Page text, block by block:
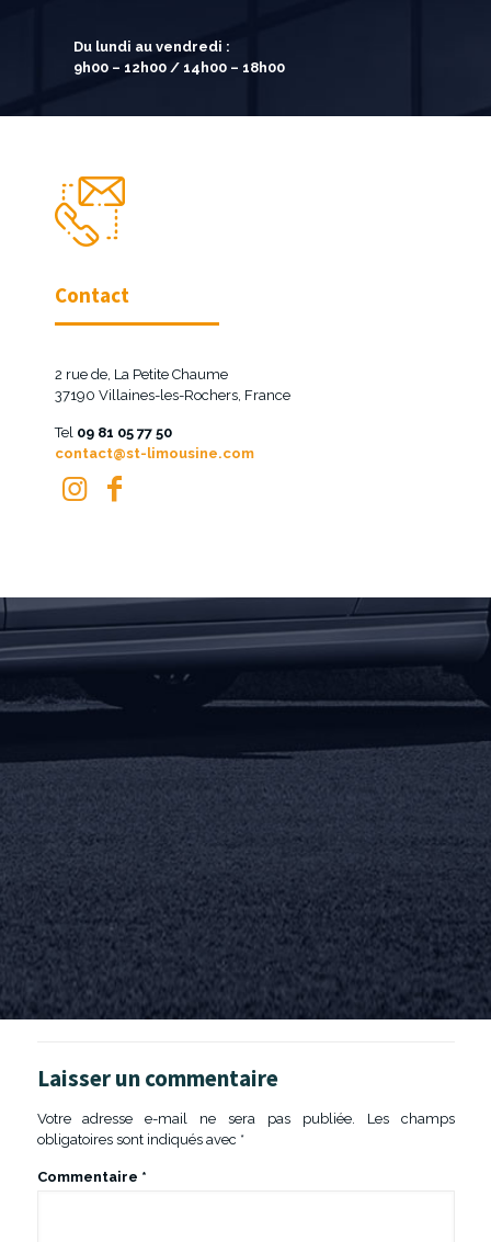
Du lundi au vendredi :
9h00 – 12h00 / 14h00 – 18h00
Contact
2 rue de, La Petite Chaume
37190 Villaines-les-Rochers, France
Tel 09 81 05 77 50
contact@st-limousine.com
Laisser un commentaire
Votre adresse e-mail ne sera pas publiée.
Les champs
obligatoires sont indiqués avec *
Commentaire *